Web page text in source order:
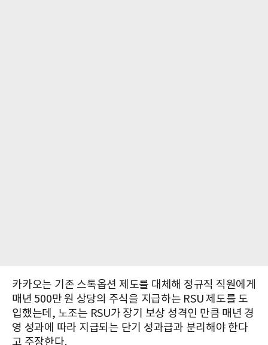
카카오는 기존 스톡옵션 제도를 대체해 정규직 직원에게
매년 500만 원 상당의 주식을 지급하는 RSU 제도를 도
입했는데, 노조는 RSU가 장기 보상 성격인 만큼 매년 경
영 성과에 따라 지급되는 단기 성과급과 분리해야 한다
고 주장한다.